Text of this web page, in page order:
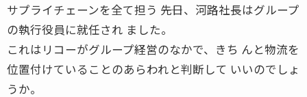
サプライチェーンを全て担う ――先日、河路社長はグループ
の執行役員に就任され ました。
これはリコーがグループ経営のなかで、きち んと物流を
位置付けていることのあらわれと判断して いいのでしょ
うか。